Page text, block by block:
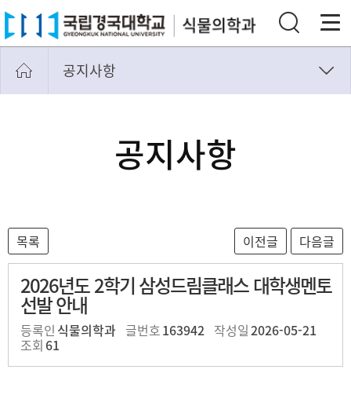
공지사항
공지사항
2026년도 2학기 삼성드림클래스 대학생멘토
선발 안내
등록인 식물의학과 글번호163942 작성일2026-05-21
조회 61